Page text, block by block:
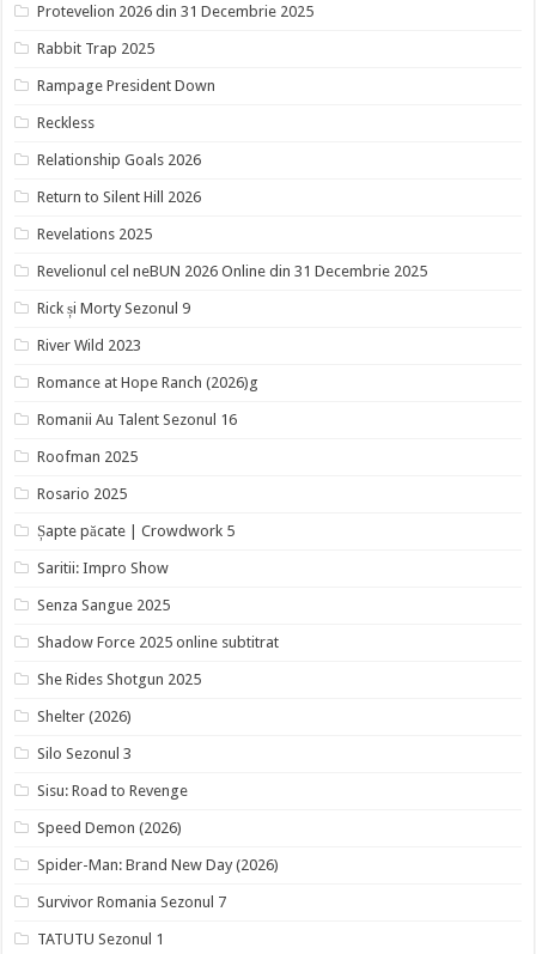
Protevelion 2026 din 31 Decembrie 2025
Rabbit Trap 2025
Rampage President Down
Reckless
Relationship Goals 2026
Return to Silent Hill 2026
Revelations 2025
Revelionul cel neBUN 2026 Online din 31 Decembrie 2025
Rick și Morty Sezonul 9
River Wild 2023
Romance at Hope Ranch (2026)g
Romanii Au Talent Sezonul 16
Roofman 2025
Rosario 2025
Șapte păcate | Crowdwork 5
Saritii: Impro Show
Senza Sangue 2025
Shadow Force 2025 online subtitrat
She Rides Shotgun 2025
Shelter (2026)
Silo Sezonul 3
Sisu: Road to Revenge
Speed Demon (2026)
Spider-Man: Brand New Day (2026)
Survivor Romania Sezonul 7
TATUTU Sezonul 1